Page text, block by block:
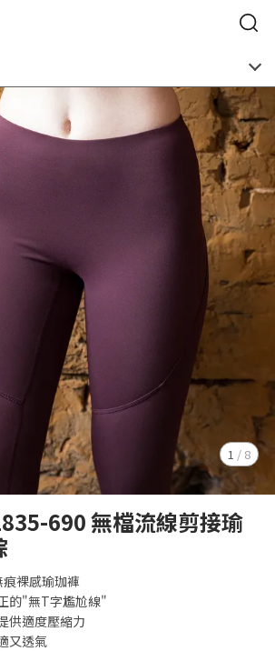
1 / 8
690 無檔流線剪接瑜
裸感瑜珈褲
的"無T字尷尬線"
供適度壓縮力
又透氣